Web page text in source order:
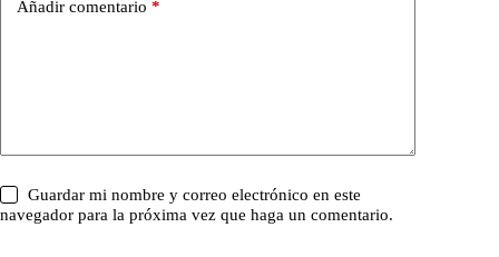
Añadir comentario *
Guardar mi nombre y correo electrónico en este
navegador para la próxima vez que haga un comentario.